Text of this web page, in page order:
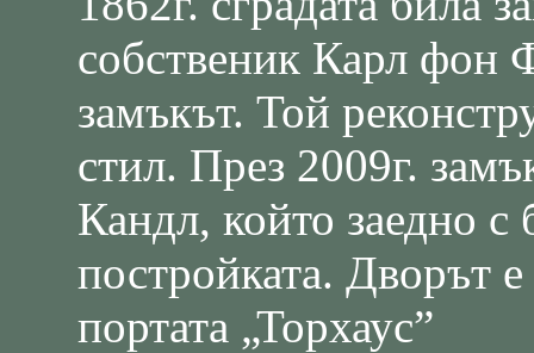
собственик Карл фон
замъкът. Той
стил. През 2009г.
Кандл, който заедно
постройката. Дворът
портата „Торхаус”